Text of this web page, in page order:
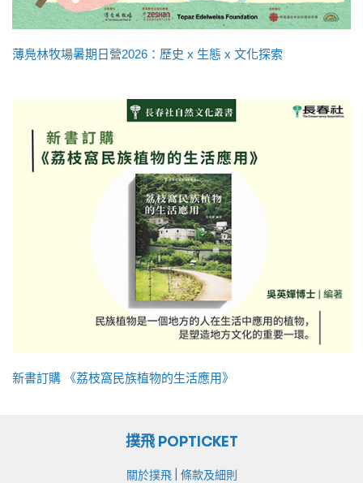
薄鳧林牧場暑期日營2026：歷史 x 生態 x 文化探索
新書訂購 《荔枝窩民族植物的生活應用》
撲飛 POPTICKET
關於撲飛| 條款及細則